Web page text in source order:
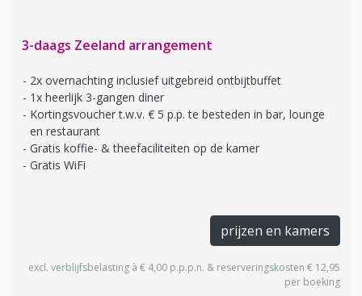
3-daags Zeeland arrangement
2x overnachting inclusief uitgebreid ontbijtbuffet
1x heerlijk 3-gangen diner
Kortingsvoucher t.w.v. € 5 p.p. te besteden in bar, lounge
en restaurant
Gratis koffie- & theefaciliteiten op de kamer
Gratis WiFi
prijzen en kamers
excl. verblijfsbelasting à € 4,00 p.p.p.n. & reserveringskosten € 12,95
per boeking